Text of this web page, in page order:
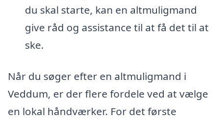
du skal starte, kan en altmuligmand
give råd og assistance til at få det til at
ske.
Når du søger efter en altmuligmand i
Veddum, er der flere fordele ved at vælge
en lokal håndværker. For det første